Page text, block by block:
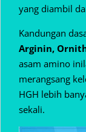
yang diambil
Kandungan
Arginin,
asam amino
merangsang
HGH lebih
sekali.